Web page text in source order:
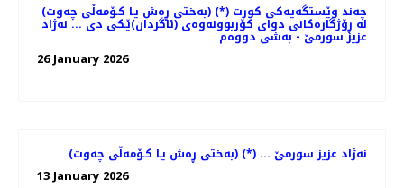
(به‌ختی ڕه‌ش یـا كـۆمه‌ڵی چه‌وت) (*) چه‌ند وێستگه‌یه‌كی كورت
له‌ ڕۆژگاره‌كانی دوای كۆربوونه‌وه‌ی (ئاگردان)ێـكی دی ... نه‌ژاد
عزیز سورمێ - به‌شی دووه‌م
26 January 2026
(به‌ختی ڕه‌ش یـا كـۆمه‌ڵی چه‌وت) (*) ... نه‌ژاد عزیز سورمێ
13 January 2026